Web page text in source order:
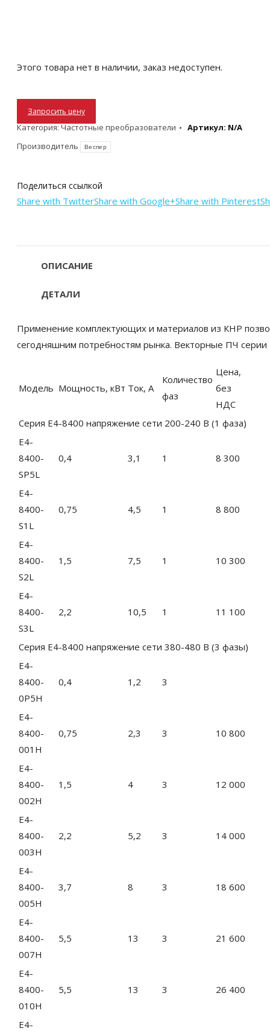
Этого товара нет в наличии, заказ недоступен.
Запросить цену
Категория:Частотные преобразователи Артикул: N/A
Производитель
Веспер
Поделиться ссылкой
Share with TwitterShare with Google+Share with Pinterest
ОПИСАНИЕ
ДЕТАЛИ
Применение комплектующих и материалов из КНР
сегодняшним потребностям рынка. Векторные ПЧ
Модель Мощность, кВт Ток, А
Количество
фаз
Цена,
без
НДС
Серия E4-8400 напряжение сети 200-240 B (1 фаза)
E4-
8400-
SP5L
0,4 3,1 1 8 300
E4-
8400-
S1L
0,75 4,5 1 8 800
E4-
8400-
S2L
1,5 7,5 1 10 300
E4-
8400-
S3L
2,2 10,5 1 11 100
Серия E4-8400 напряжение сети 380-480 B (3 фазы)
E4-
8400-
0P5H
0,4 1,2 3
E4-
8400-
001H
0,75 2,3 3 10 800
E4-
8400-
002H
1,5 4 3 12 000
E4-
8400-
003H
2,2 5,2 3 14 000
E4-
8400-
005H
3,7 8 3 18 600
E4-
8400-
007H
5,5 13 3 21 600
E4-
8400-
010H
5,5 13 3 26 400
E4-